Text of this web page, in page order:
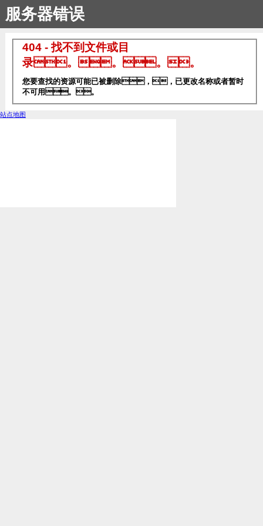
服务器错误
404 - 找不到文件或目
录。。。。
您要查找的资源可能已被删除，，已更改名称或者暂时
不可用。。
站点地图